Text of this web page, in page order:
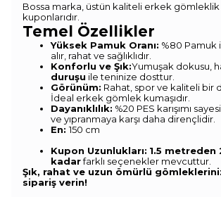
Bossa marka, üstün kaliteli erkek
kuponlarıdır.
Temel Özellikler
Yüksek Pamuk Oranı: %80 Pamuk
alır, rahat ve sağlıklıdır.
Konforlu ve Şık:Yumuşak dokusu,
duruşu ile teninize dosttur.
Görünüm: Rahat, spor ve kaliteli bir
İdeal erkek gömlek kumaşıdır.
Dayanıklılık: %20 PES karışımı
ve yıpranmaya karşı daha dirençlidir.
En:150 cm
Kupon Uzunlukları: 1.5 metreden
kadarfarklı seçenekler mevcuttur.
Şık, rahat ve uzun ömürlü
sipariş verin!